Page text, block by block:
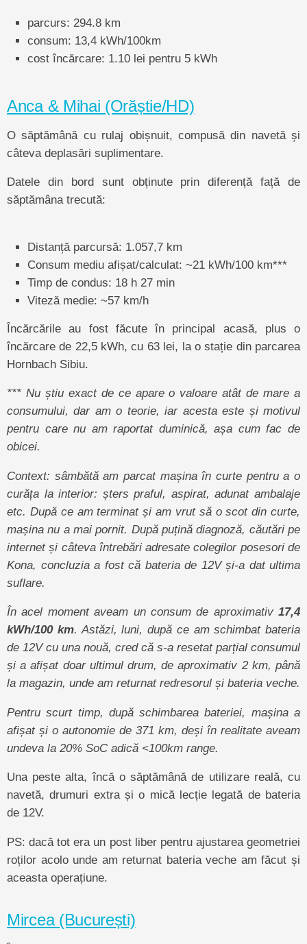
parcurs: 294.8 km
consum: 13,4 kWh/100km
cost încărcare: 1.10 lei pentru 5 kWh
Anca & Mihai (Orăștie/HD)
O săptămână cu rulaj obișnuit, compusă din navetă și
câteva deplasări suplimentare.
Datele din bord sunt obținute prin diferență față de
săptămâna trecută:
Distanță parcursă: 1.057,7 km
Consum mediu afișat/calculat: ~21 kWh/100 km***
Timp de condus: 18 h 27 min
Viteză medie: ~57 km/h
Încărcările au fost făcute în principal acasă, plus o
încărcare de 22,5 kWh, cu 63 lei, la o stație din parcarea
Hornbach Sibiu.
*** Nu știu exact de ce apare o valoare atât de mare a
consumului, dar am o teorie, iar acesta este și motivul
pentru care nu am raportat duminică, așa cum fac de
obicei.
Context: sâmbătă am parcat mașina în curte pentru a o
curăța la interior: șters praful, aspirat, adunat ambalaje
etc. După ce am terminat și am vrut să o scot din curte,
mașina nu a mai pornit. După puțină diagnoză, căutări pe
internet și câteva întrebări adresate colegilor posesori de
Kona, concluzia a fost că bateria de 12V și-a dat ultima
suflare.
În acel moment aveam un consum de aproximativ 17,4
kWh/100 km. Astăzi, luni, după ce am schimbat bateria
de 12V cu una nouă, cred că s-a resetat parțial consumul
și a afișat doar ultimul drum, de aproximativ 2 km, până
la magazin, unde am returnat redresorul și bateria veche.
Pentru scurt timp, după schimbarea bateriei, mașina a
afișat și o autonomie de 371 km, deși în realitate aveam
undeva la 20% SoC adică <100km range.
Una peste alta, încă o săptămână de utilizare reală, cu
navetă, drumuri extra și o mică lecție legată de bateria
de 12V.
PS: dacă tot era un post liber pentru ajustarea geometriei
roților acolo unde am returnat bateria veche am făcut și
aceasta operațiune.
Mircea (București)